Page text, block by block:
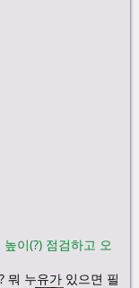
이(?) 점검하고 오
뭐 누유가 있으면 필